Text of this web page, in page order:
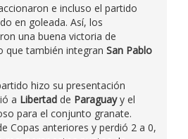
e incluso el partido
en goleada. Así, los
una buena victoria de
que también integran San Pablo
hizo su presentación
a Libertad de Paraguayy el
para el conjunto granate.
Copas anteriores y perdió 2 a 0,